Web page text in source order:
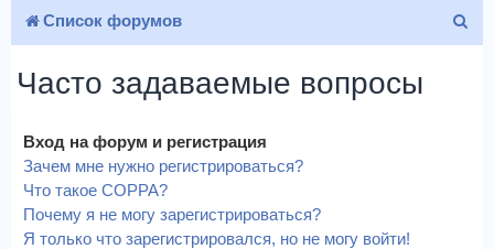
Список форумов
Часто задаваемые вопросы
Вход на форум и регистрация
Зачем мне нужно регистрироваться?
Что такое COPPA?
Почему я не могу зарегистрироваться?
Я только что зарегистрировался, но не могу войти!